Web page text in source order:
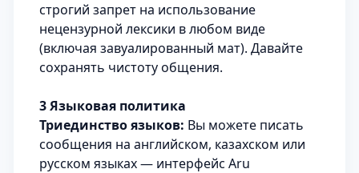
строгий запрет на использование
нецензурной лексики в любом виде
(включая завуалированный мат). Давайте
сохранять чистоту общения.
3 Языковая политика
Триединство языков: Вы можете писать
сообщения на английском, казахском или
русском языках — интерфейс Aru